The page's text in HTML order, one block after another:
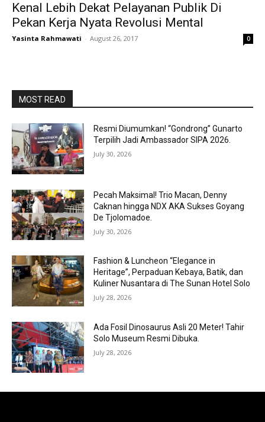
Kenal Lebih Dekat Pelayanan Publik Di
Pekan Kerja Nyata Revolusi Mental
Yasinta Rahmawati - August 26, 2017 0
MOST READ
Resmi Diumumkan! “Gondrong” Gunarto
Terpilih Jadi Ambassador SIPA 2026.
July 30, 2026
Pecah Maksimal! Trio Macan, Denny
Caknan hingga NDX AKA Sukses Goyang
De Tjolomadoe.
July 30, 2026
Fashion & Luncheon “Elegance in
Heritage”, Perpaduan Kebaya, Batik, dan
Kuliner Nusantara di The Sunan Hotel Solo
July 28, 2026
Ada Fosil Dinosaurus Asli 20 Meter! Tahir
Solo Museum Resmi Dibuka.
July 28, 2026